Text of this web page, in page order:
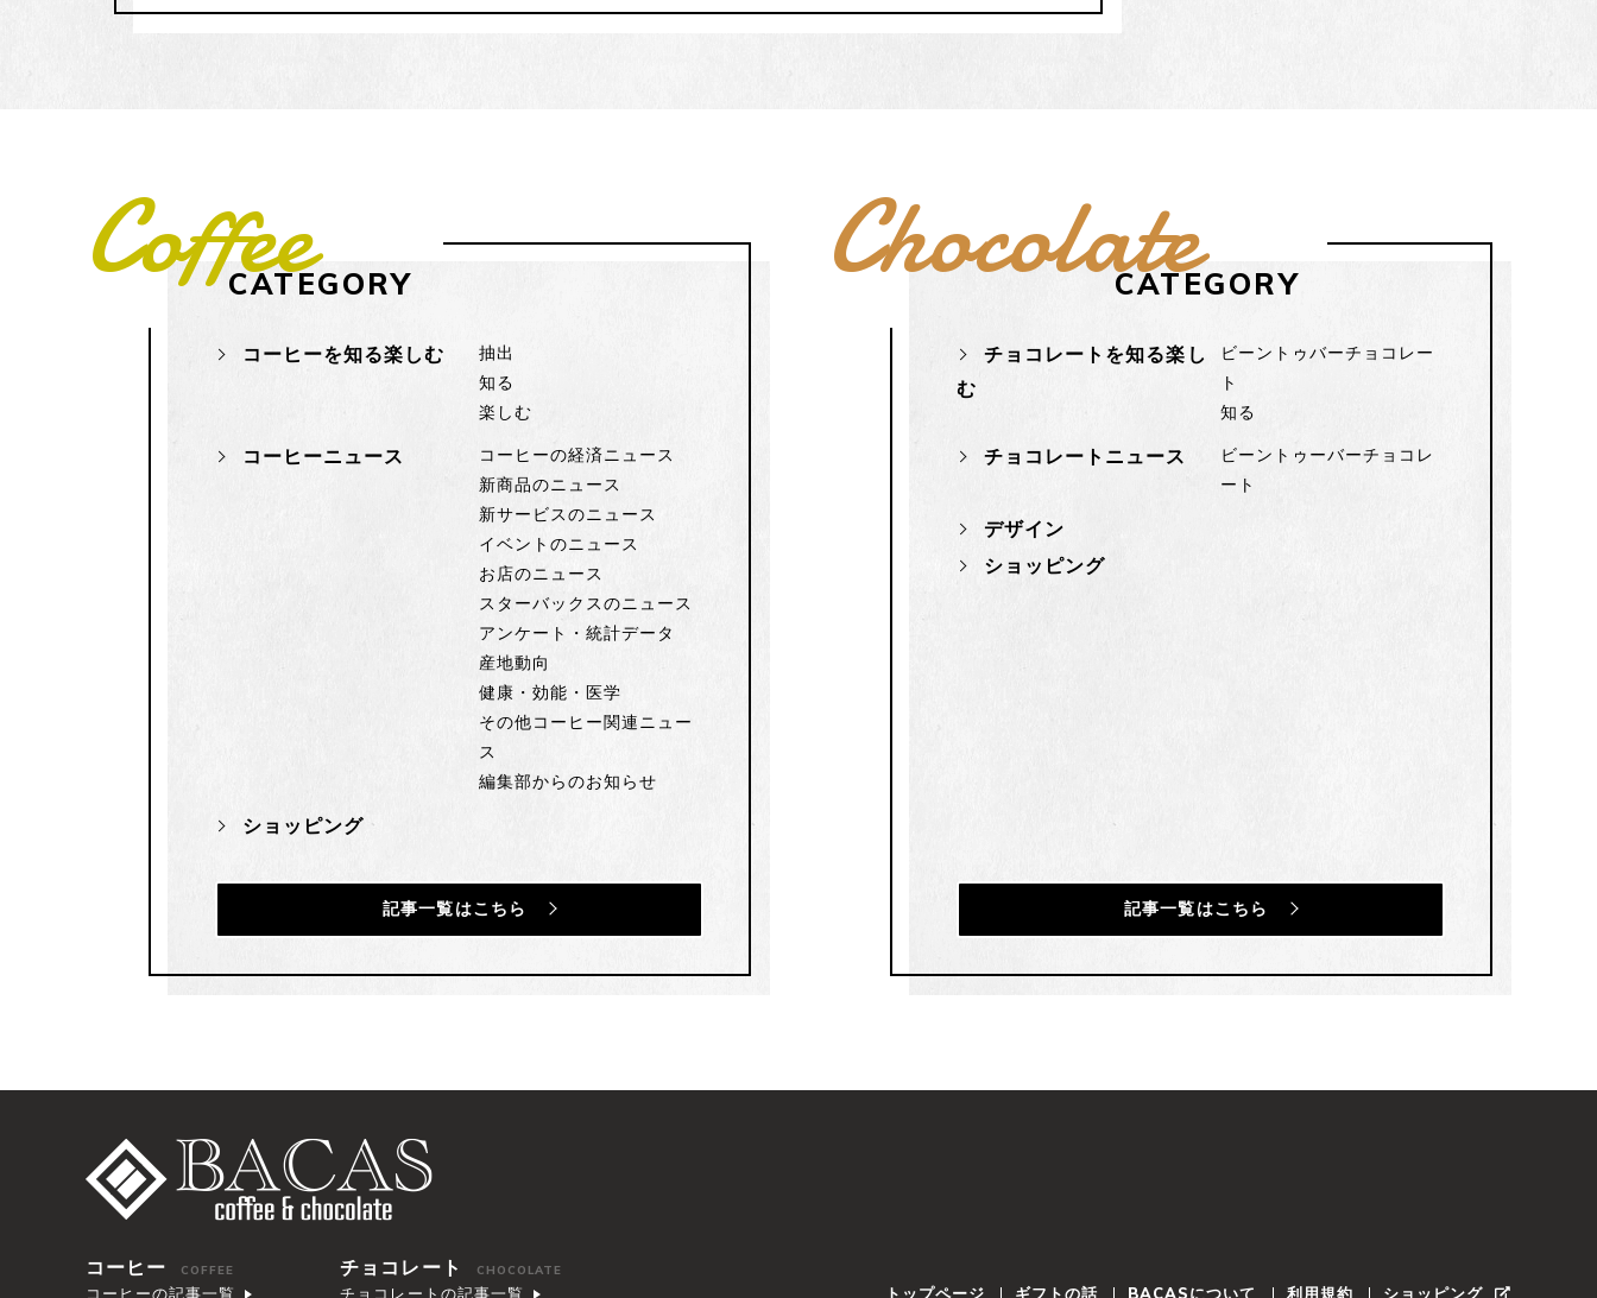
CoffeeCATEGORY
コーヒーを知る楽しむ
抽出
知る
楽しむ
コーヒーニュース
コーヒーの経済ニュース
新商品のニュース
新サービスのニュース
イベントのニュース
お店のニュース
スターバックスのニュース
アンケート・統計データ
産地動向
健康・効能・医学
その他コーヒー関連ニュー
ス
編集部からのお知らせ
ショッピング
記事一覧はこちら
ChocolateCATEGORY
チョコレートを知る楽し
む
ビーントゥバーチョコレー
ト
知る
チョコレートニュース
ビーントゥーバーチョコレ
ート
デザイン
ショッピング
記事一覧はこちら
コーヒー COFFEE
コーヒーの記事一覧
チョコレート CHOCOLATE
チョコレートの記事一覧 トップページ ギフトの話 BACAS について 利用規約 ショッピング